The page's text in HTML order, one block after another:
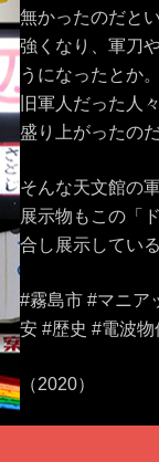
無かったのだと
強くなり、軍刀
うになったとか
旧軍人だった人
盛り上がったの
そんな天文館の
展示物もこの「
合し展示してい
#霧島市 #マニア
安 #歴史 #電波物
（2020）